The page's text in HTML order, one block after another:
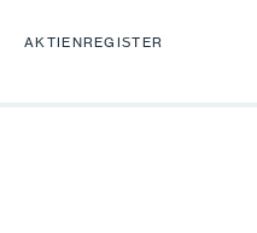
AKTIENREGISTER